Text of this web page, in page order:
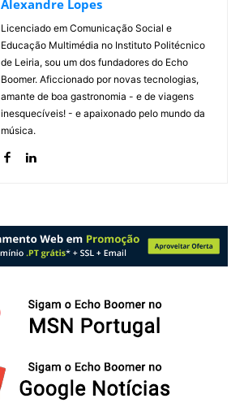
Alexandre Lopes
Licenciado em Comunicação Social e
Educação Multimédia no Instituto Politécnico
de Leiria, sou um dos fundadores do Echo
Boomer. Aficcionado por novas tecnologias,
amante de boa gastronomia - e de viagens
inesquecíveis! - e apaixonado pelo mundo da
música.